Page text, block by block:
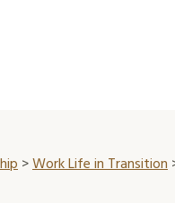
>Work Life in Transition